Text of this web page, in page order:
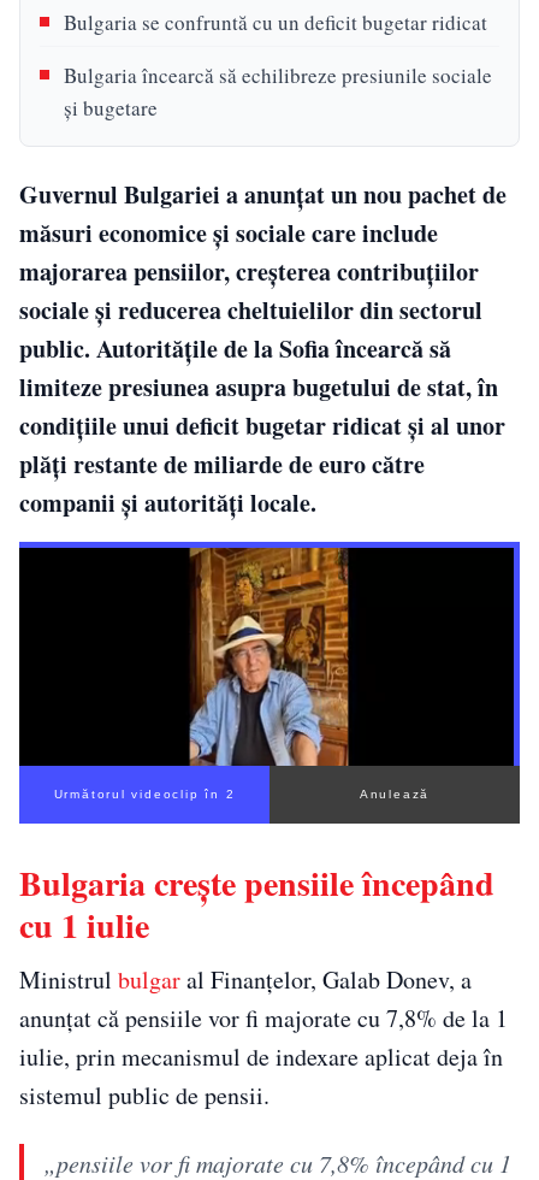
Bulgaria se confruntă cu un deficit bugetar ridicat
Bulgaria încearcă să echilibreze presiunile sociale
și bugetare
Guvernul Bulgariei a anunțat un nou pachet de
măsuri economice și sociale care include
majorarea pensiilor, creșterea contribuțiilor
sociale și reducerea cheltuielilor din sectorul
public. Autoritățile de la Sofia încearcă să
limiteze presiunea asupra bugetului de stat, în
condițiile unui deficit bugetar ridicat și al unor
plăți restante de miliarde de euro către
companii și autorități locale.
Următorul videoclip în 1 Anulează
Bulgaria crește pensiile începând
cu 1 iulie
Ministrul bulgaral Finanțelor, Galab Donev, a
anunțat că pensiile vor fi majorate cu 7,8% de la 1
iulie, prin mecanismul de indexare aplicat deja în
sistemul public de pensii.
„pensiile vor fi majorate cu 7,8% începând cu 1